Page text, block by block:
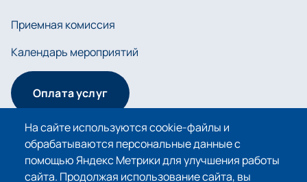
На сайте используются cookie-файлы и
обрабатываются персональные данные с
помощью Яндекс Метрики для улучшения работы
сайта. Продолжая использование сайта, вы
Приемная комиссия
Календарь мероприятий
Оплата услуг
Сведения об образовательной организации